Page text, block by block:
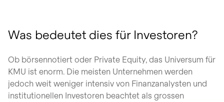
Was bedeutet dies für Investoren?
Ob börsennotiert oder Private Equity, das Universum für
KMU ist enorm. Die meisten Unternehmen werden
jedoch weit weniger intensiv von Finanzanalysten und
institutionellen Investoren beachtet als grossen